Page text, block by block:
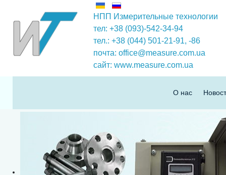
НПП Измерительные технологии
тел: +38 (093)-542-34-94
тел.: +38 (044) 501-21-91, -86
почта: office@measure.com.ua
сайт: www.measure.com.ua
О нас